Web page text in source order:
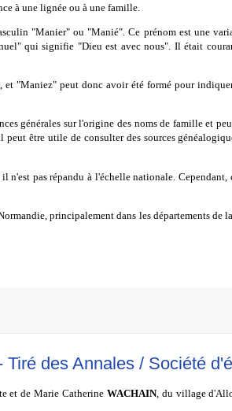
à une lignée ou à une famille.
"Manier" ou "Manié". Ce prénom est une
qui signifie "Dieu est avec nous". Il était
"Maniez" peut donc avoir été formé pour
générales sur l'origine des noms de famille et
être utile de consulter des sources
n'est pas répandu à l'échelle nationale.
principalement dans les départements de
des Annales / Société
et de Marie Catherine WACHAIN, du village d'